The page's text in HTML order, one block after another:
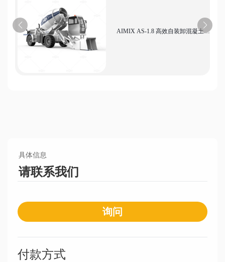
AIMIX AS-1.8 高效自装卸混凝土搅
具体信息
请联系我们
询问
付款方式